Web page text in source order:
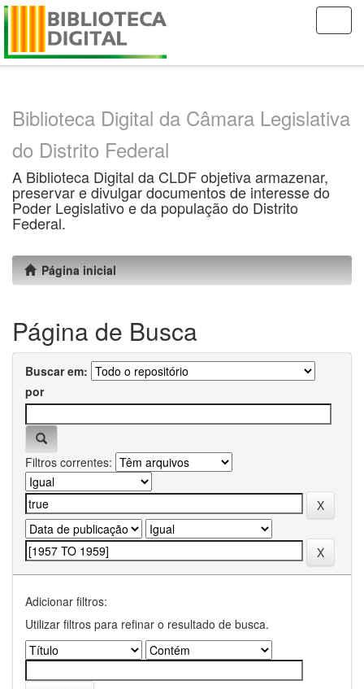
Skip
Biblioteca Digital da Câmara Legislativa
do Distrito Federal
A Biblioteca Digital da CLDF objetiva armazenar,
preservar e divulgar documentos de interesse do
Poder Legislativo e da população do Distrito
Federal.
Página inicial
Página de Busca
Buscar em:
por
Filtros correntes:
Adicionar filtros:
Utilizar filtros para refinar o resultado de busca.